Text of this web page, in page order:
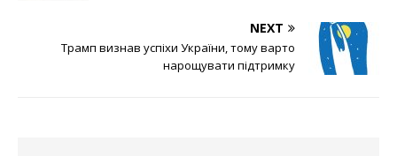
NEXT
Трамп визнав успіхи України, тому варто
нарощувати підтримку